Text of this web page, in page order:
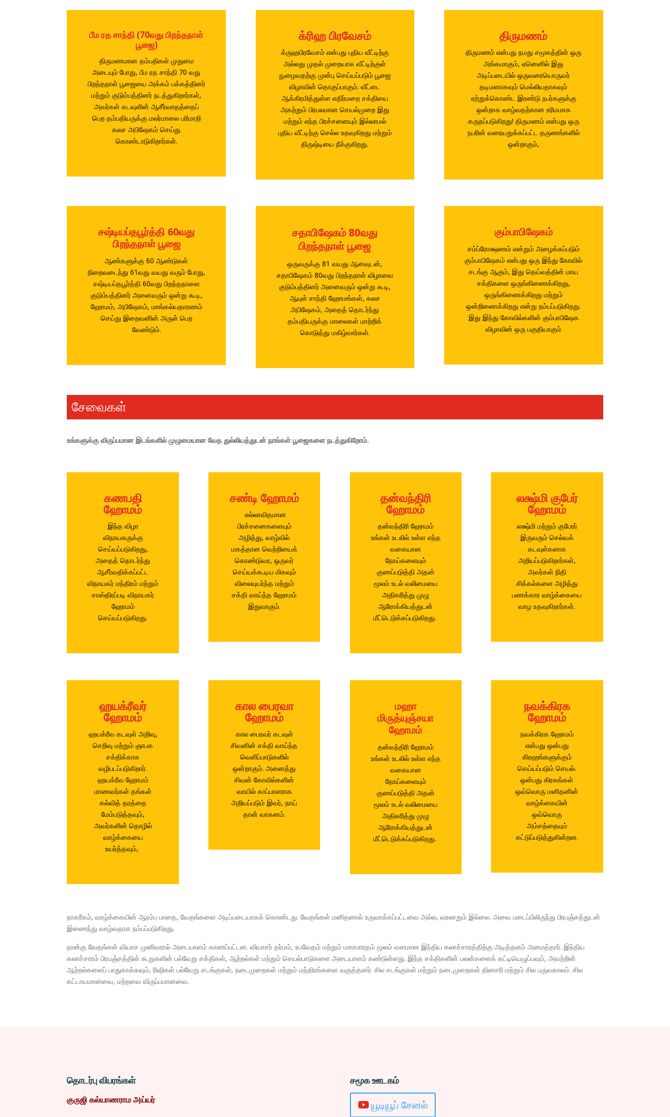
பீம ரத சாந்தி (70வது பிறந்தநாள்
பூஜை)
திருமணமான தம்பதிகள் முதுமை
அடையும் போது, பீம ரத சாந்தி 70 வது
பிறந்தநாள் பூஜையை அக்கம் பக்கத்தினர்
மற்றும் குடும்பத்தினர் நடத்துகிறார்கள்,
அவர்கள் கடவுளின் ஆசீர்வாதத்தைப்
பெற தம்பதியருக்கு மலர்மாலை பரிமாறி
கலச அபிஷேகம் செய்து
கொண்டாடுகிறார்கள்.
க்ரிஹ பிரவேசம்
க்ருஹபிரவேசம் என்பது புதிய வீட்டிற்கு
அல்லது முதல் முறையாக வீட்டிற்குள்
நுழைவதற்கு முன்பு செய்யப்படும் பூஜை
விழாவின் தொகுப்பாகும். வீட்டை
ஆக்கிரமித்துள்ள எதிர்மறை சக்தியை
அகற்றும் பிரபலமான செயல்முறை இது
மற்றும் எந்த பிரச்சனையும் இல்லாமல்
புதிய வீட்டிற்கு செல்ல உதவுகிறது மற்றும்
திருஷ்டியை நீக்குகிறது.
திருமணம்
திருமணம் என்பது நமது சமூகத்தின் ஒரு
அங்கமாகும், ஏனெனில் இது
அடிப்படையில் ஒருவரையொருவர்
தடிமனாகவும் மெல்லியதாகவும்
ஏற்றுக்கொண்ட இரண்டு நபர்களுக்கு
ஒன்றாக வாழ்வதற்கான உரிமமாக
கருதப்படுகிறது! திருமணம் என்பது ஒரு
நபரின் வரையறுக்கப்பட்ட தருணங்களில்
ஒன்றாகும்,
சஷ்டியப்தபூர்த்தி 60வது
பிறந்தநாள் பூஜை
ஆண்களுக்கு 60 ஆண்டுகள்
நிறைவடைந்து 61வது வயது வரும் போது,
சஷ்டியப்தபூர்த்தி 60வது பிறந்தநாளை
குடும்பத்தினர் அனைவரும் ஒன்று கூடி,
ஹோமம், அபிஷேகம், மாங்கல்யதாரணம்
செய்து இறைவனின் அருள் பெற
வேண்டும்.
சதாபிஷேகம் 80வது
பிறந்தநாள் பூஜை
ஒருவருக்கு 81 வயது ஆனவுடன்,
சதாபிஷேகம் 80வது பிறந்தநாள் விழாவை
குடும்பத்தினர் அனைவரும் ஒன்று கூடி,
ஆயுள் சாந்தி ஹோமங்கள், கலச
அபிஷேகம், அதைத் தொடர்ந்து
தம்பதியருக்கு மாலைகள் மாற்றிக்
கொடுத்து மகிழ்வார்கள்.
கும்பாபிஷேகம்
சம்ப்ரோக்ஷணம் என்றும் அழைக்கப்படும்
கும்பாபிஷேகம் என்பது ஒரு இந்து கோவில்
சடங்கு ஆகும், இது தெய்வத்தின் மாய
சக்திகளை ஒருங்கிணைக்கிறது,
ஒருங்கிணைக்கிறது மற்றும்
ஒன்றிணைக்கிறது என்று நம்பப்படுகிறது.
இது இந்து கோவில்களின் கும்பாபிஷேக
விழாவின் ஒரு பகுதியாகும்
சேவைகள்
உங்களுக்கு விருப்பமான இடங்களில் முழுமையான வேத துல்லியத்துடன் நாங்கள் பூஜைகளை நடத்துகிறோம்.
கணபதி
ஹோமம்
இந்த விழா
விநாயகருக்கு
செய்யப்படுகிறது,
அதைத் தொடர்ந்து
ஆசீர்வதிக்கப்பட்ட
விநாயகர் மந்திரம் மற்றும்
சாஸ்திரப்படி விநாயகர்
ஹோமம்
செய்யப்படுகிறது.
சண்டி ஹோமம்
எல்லாவிதமான
பிரச்சனைகளையும்
அழித்து, வாழ்வில்
மகத்தான வெற்றியைக்
கொண்டுவர, ஒருவர்
செய்யக்கூடிய மிகவும்
விலையுயர்ந்த மற்றும்
சக்தி வாய்ந்த ஹோமம்
இதுவாகும்.
தன்வந்திரி
ஹோமம்
தன்வந்திரி ஹோமம்
உங்கள் உடலில் உள்ள எந்த
வகையான
நோய்களையும்
குணப்படுத்தி அதன்
மூலம் உடல் வலிமையை
அதிகரித்து முழு
ஆரோக்கியத்துடன்
மீட்டெடுக்கப்படுகிறது.
லக்ஷ்மி குபேர்
ஹோமம்
லக்ஷ்மி மற்றும் குபேரர்
இருவரும் செல்வக்
கடவுள்களாக
அறியப்படுகிறார்கள்,
அவர்கள் நிதி
சிக்கல்களை அழித்து
பணக்கார வாழ்க்கையை
வாழ உதவுகிறார்கள்.
ஹயக்ரீவர்
ஹோமம்
ஹயக்ரீவ கடவுள் அறிவு,
செறிவு மற்றும் ஞாபக
சக்திக்காக
வழிபடப்படுகிறார்.
ஹயக்ரீவ ஹோமம்
மாணவர்கள் தங்கள்
கல்வித் தரத்தை
மேம்படுத்தவும்,
அவர்களின் தொழில்
வாழ்க்கையை
உயர்த்தவும்,
கால பைரவா
ஹோமம்
கால பைரவர் கடவுள்
சிவனின் சக்தி வாய்ந்த
வெளிப்பாடுகளில்
ஒன்றாகும். அனைத்து
சிவன் கோவில்களின்
வாயில் காப்பாளராக
அறியப்படும் இவர், நாய்
தான் வாகனம்.
மஹா
மிருத்யுஞ்சயா
ஹோமம்
தன்வந்திரி ஹோமம்
உங்கள் உடலில் உள்ள எந்த
வகையான
நோய்களையும்
குணப்படுத்தி அதன்
மூலம் உடல் வலிமையை
அதிகரித்து முழு
ஆரோக்கியத்துடன்
மீட்டெடுக்கப்படுகிறது.
நவக்கிரக
ஹோமம்
நவக்கிரக ஹோமம்
என்பது ஒன்பது
கிரஹங்களுக்கும்
செய்யப்படும் செயல்.
ஒன்பது கிரகங்கள்
ஒவ்வொரு மனிதனின்
வாழ்க்கையின்
ஒவ்வொரு
அம்சத்தையும்
கட்டுப்படுத்துகின்றன.
நாகரீகம், வாழ்க்கையின் ஆரம்ப பாதை, வேதங்களை அடிப்படையாகக் கொண்டது. வேதங்கள் மனிதனால் உருவாக்கப்பட்டவை அல்ல, வரலாறும் இல்லை. அவை படைப்பிலிருந்து பிரபஞ்சத்துடன்
இணைந்து வாழ்வதாக நம்பப்படுகிறது.
நான்கு வேதங்கள் வியாச முனிவரால் அடையாளம் காணப்பட்டன. வியாசர் தர்மம், உபவேதம் மற்றும் மகாபாரதம் மூலம் வளமான இந்திய கலாச்சாரத்திற்கு அடித்தளம் அமைத்தார். இந்திய
கலாச்சாரம் பிரபஞ்சத்தின் கூறுகளின் பல்வேறு சக்திகள், ஆற்றல்கள் மற்றும் செயல்பாடுகளை அடையாளம் கண்டுள்ளது. இந்த சக்திகளின் பலன்களைக் கட்டியெழுப்பவும், அவற்றின்
ஆற்றல்களைப் பாதுகாக்கவும், ரிஷிகள் பல்வேறு சடங்குகள், நடைமுறைகள் மற்றும் மந்திரங்களை வகுத்தனர். சில சடங்குகள் மற்றும் நடைமுறைகள் தினசரி மற்றும் சில பருவகாலம். சில
கட்டாயமானவை, மற்றவை விருப்பமானவை.
தொடர்பு விபரங்கள்
குருஜி கல்யாணராம அய்யர்
சமூக ஊடகம்
யூடியூப் சேனல்